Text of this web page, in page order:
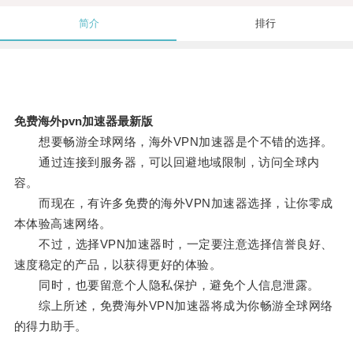
简介 排行
免费海外pvn加速器最新版
想要畅游全球网络，海外VPN加速器是个不错的选择。
通过连接到服务器，可以回避地域限制，访问全球内
容。
而现在，有许多免费的海外VPN加速器选择，让你零成
本体验高速网络。
不过，选择VPN加速器时，一定要注意选择信誉良好、
速度稳定的产品，以获得更好的体验。
同时，也要留意个人隐私保护，避免个人信息泄露。
综上所述，免费海外VPN加速器将成为你畅游全球网络
的得力助手。